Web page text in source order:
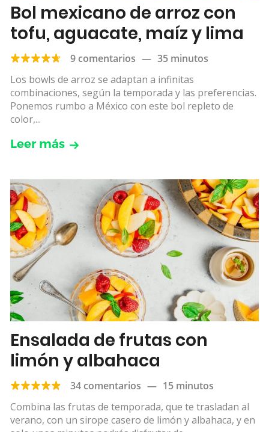
Bol mexicano de arroz con
tofu, aguacate, maíz y lima
9 comentarios — 35 minutos
Los bowls de arroz se adaptan a infinitas
combinaciones, según la temporada y las preferencias.
Ponemos rumbo a México con este bol repleto de
color,...
Leer más
Ensalada de frutas con
limón y albahaca
34 comentarios — 15 minutos
Combina las frutas de temporada, que te trasladan al
verano, con un sirope casero de limón y albahaca, y en